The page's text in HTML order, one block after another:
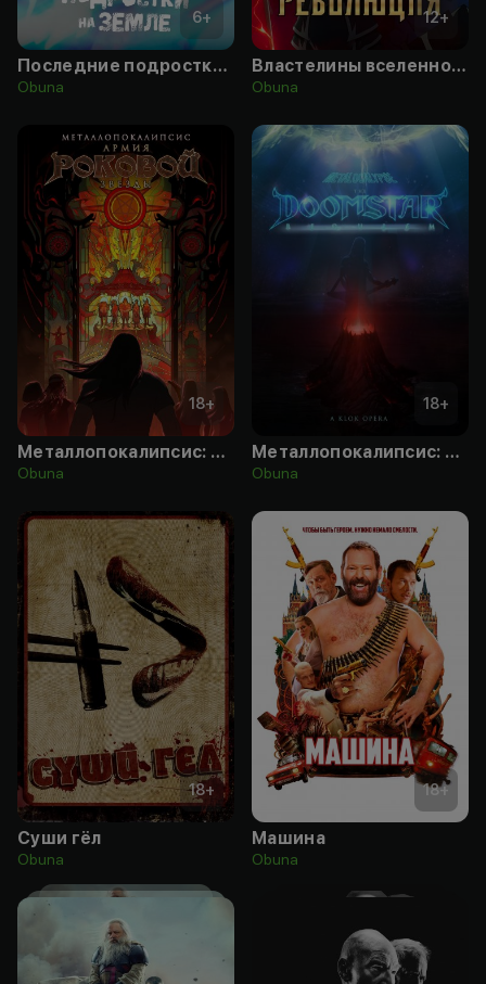
6+
Последние подростки на Земле
Obuna
12+
Властелины вселенной: Революция
Obuna
18+
Металлопокалипсис: Армия роковой звезды
Obuna
18+
Металлопокалипсис: Реквием роковой звезды
Obuna
18+
Суши гёл
Obuna
18+
Машина
Obuna